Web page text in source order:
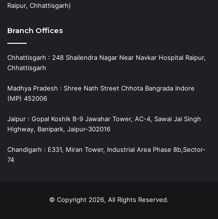
Raipur, Chhattisgarh)
Branch Offices
Chhattisgarh : 248 Shailendra Nagar Near Navkar Hospital Raipur,
Chhattisgarh
Madhya Pradesh : Shree Nath Street Chhota Bangrada Indore
(MP) 452006
Jaipur : Gopal Koshik B-9 Jawahar Tower, AC-4, Sawai Jai Singh
Highway, Banipark, Jaipur-302016
Chandigarh : E331, Miran Tower, Industrial Area Phase 8b,Sector-
74
© Copyright 2026, All Rights Reserved.